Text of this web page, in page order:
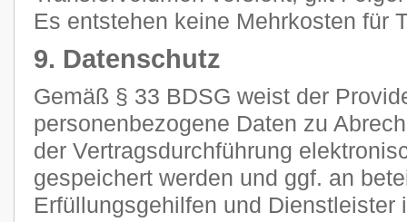
Es entstehen keine Mehrkosten für
9. Datenschutz
Gemäß § 33 BDSG weist der
personenbezogene Daten zu
der Vertragsdurchführung
gespeichert werden und ggf. an
Erfüllungsgehilfen und Dienstleister